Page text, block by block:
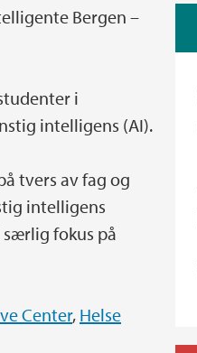
Bergen –
i
intelligens (AI).
tvers av fag og
intelligens
særlig fokus på
Center, Helse